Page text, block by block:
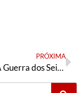
PRÓXIMA
Debate: A Guerra dos Seis Dias e a Ocupação da Palestina